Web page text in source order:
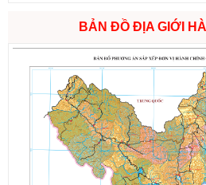
BẢN ĐỒ ĐỊA GIỚI